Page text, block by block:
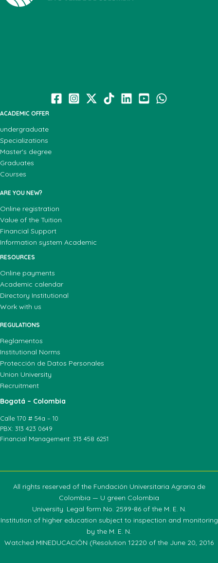
ACADEMIC OFFER
undergraduate
Specializations
Master's degree
Graduates
Courses
ARE YOU NEW?
Online registration
Value of the Tuition
Financial Support
Information system Academic
RESOURCES
Online payments
Academic calendar
Directory Institutional
Work with us
REGULATIONS
Reglamentos
Institutional Norms
Protección de Datos Personales
Union University
Recruitment
Bogotá – Colombia
Calle 170 # 54a – 10
PBX: 313 423 0649
Financial Management: 313 458 6251
All rights reserved of the Fundación Universitaria Agraria de
Colombia — U green Colombia
University. Legal form No. 2599-86 of the M. E. N.
Institution of higher education subject to inspection and monitoring
by the M. E. N.
Watched MINEDUCACIÓN (Resolution 12220 of the June 20, 2016